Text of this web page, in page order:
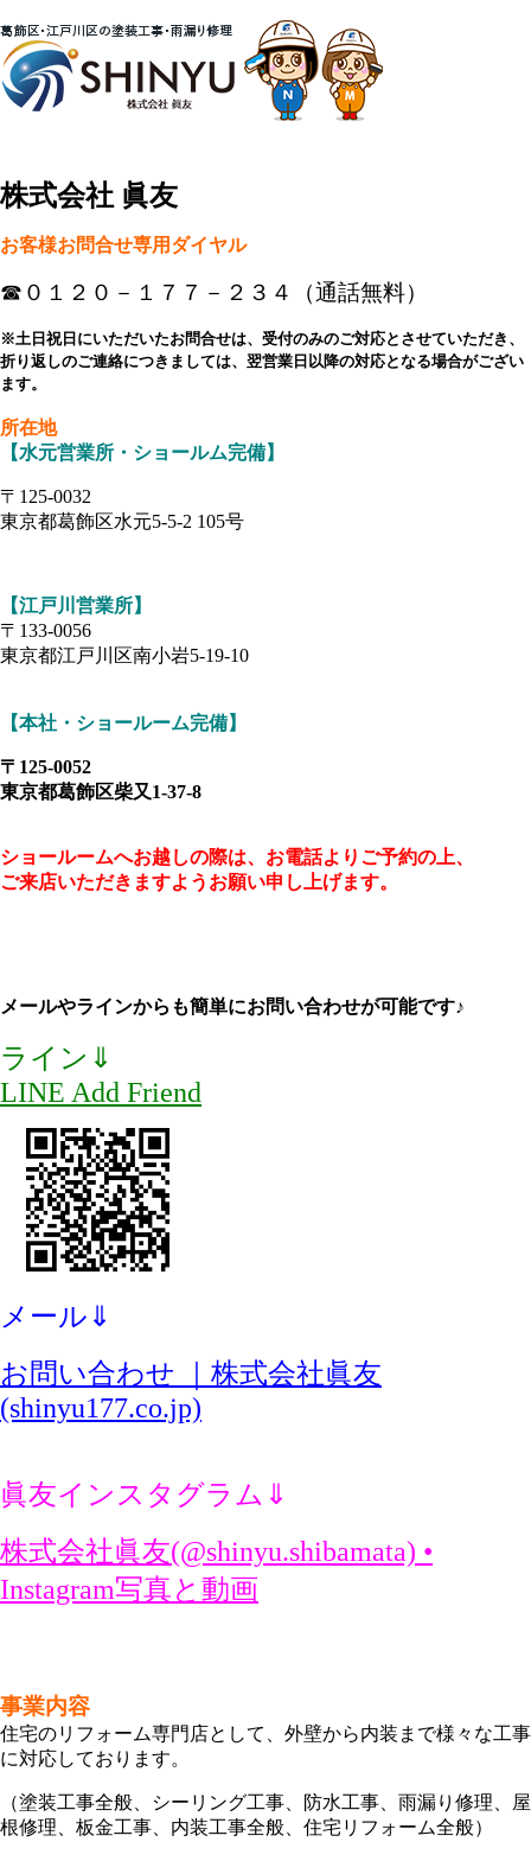
株式会社 眞友
お客様お問合せ専用ダイヤル
☎０１２０－１７７－２３４（通話無料）
※土日祝日にいただいたお問合せは、受付のみのご対応とさせていただき、
折り返しのご連絡につきましては、翌営業日以降の対応となる場合がござい
ます。
所在地
【水元営業所・ショールム完備】
〒125-0032
東京都葛飾区水元5-5-2 105号
【江戸川営業所】
〒133-0056
東京都江戸川区南小岩5-19-10
【本社・ショールーム完備】
〒125-0052
東京都葛飾区柴又1-37-8
ショールームへお越しの際は、お電話よりご予約の上、
ご来店いただきますようお願い申し上げます。
メールやラインからも簡単にお問い合わせが可能です♪
ライン⇓
LINE Add Friend
メール⇓
お問い合わせ ｜株式会社眞友
(shinyu177.co.jp)
眞友インスタグラム⇓
株式会社眞友(@shinyu.shibamata) •
Instagram写真と動画
事業内容
住宅のリフォーム専門店として、外壁から内装まで様々な工事
に対応しております。
（塗装工事全般、シーリング工事、防水工事、雨漏り修理、屋
根修理、板金工事、内装工事全般、住宅リフォーム全般）